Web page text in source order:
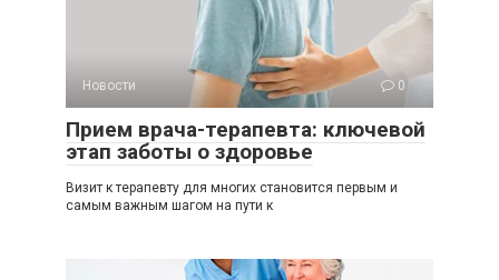
Новости 0
Прием врача-терапевта: ключевой
этап заботы о здоровье
Визит к терапевту для многих становится первым и
самым важным шагом на пути к